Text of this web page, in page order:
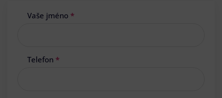
Vaše jméno *
Telefon *